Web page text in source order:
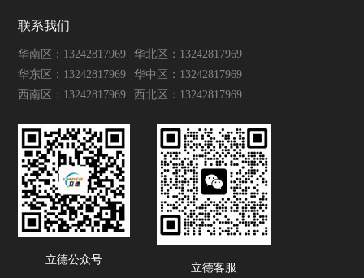
联系我们
华南区：13242817969
华北区：13242817969
华东区：13242817969
华中区：13242817969
西南区：13242817969
西北区：13242817969
立德公众号
立德客服